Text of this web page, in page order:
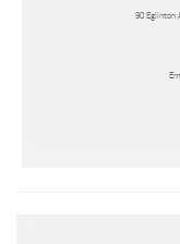
90 Eglinton